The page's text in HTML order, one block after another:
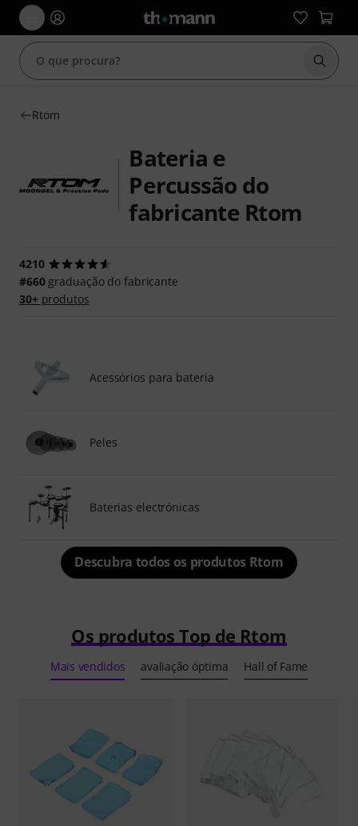
Iniciar
Rtom
Bateria e
Percussão do
fabricante Rtom
4210
#660graduação do fabricante
30+produtos
Acessórios para bateria
Peles
Baterias electrónicas
Descubra todos os produtos Rtom
Os produtos Top de Rtom
Mais vendidos avaliação óptima Hall of Fame